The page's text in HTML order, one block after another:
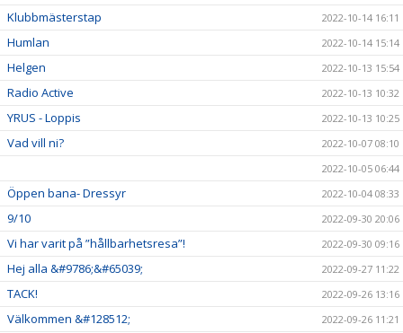
Klubbmästerstap 2022-10-14 16:11
Humlan 2022-10-14 15:14
Helgen 2022-10-13 15:54
Radio Active 2022-10-13 10:32
YRUS - Loppis 2022-10-13 10:25
Vad vill ni?
2022-10-07 08:10
2022-10-05 06:44
Öppen bana- Dressyr 2022-10-04 08:33
9/10 2022-09-30 20:06
Vi har varit på ”hållbarhetsresa”! 2022-09-30 09:16
Hej alla &#9786;&#65039; 2022-09-27 11:22
TACK! 2022-09-26 13:16
Välkommen &#128512; 2022-09-26 11:21